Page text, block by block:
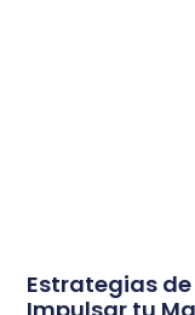
Estrategias